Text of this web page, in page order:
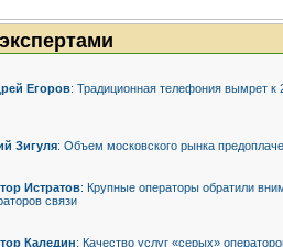
Егоров: Традиционная телефония вымрет к
Зигуля: Объем московского рынка
Истратов: Крупные операторы обратили
связи
Каледин: Качество услуг «серых»